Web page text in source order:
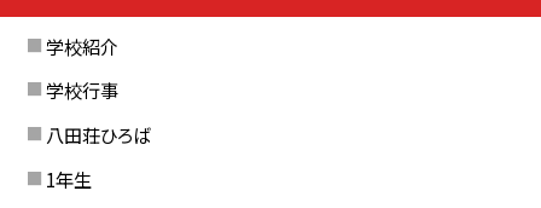
学校紹介
学校行事
八田荘ひろば
1年生